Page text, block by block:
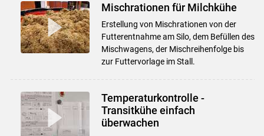
Mischrationen für Milchkühe
Erstellung von Mischrationen von der
Futterentnahme am Silo, dem Befüllen des
Mischwagens, der Mischreihenfolge bis
zur Futtervorlage im Stall.
Temperaturkontrolle -
Transitkühe einfach
überwachen